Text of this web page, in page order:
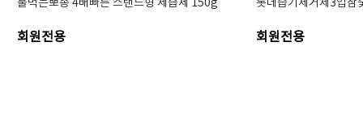
물먹는뽀송 4배빠른 스탠드형 제습제 150g
회원전용
롯데습기제거제3입참
회원전용